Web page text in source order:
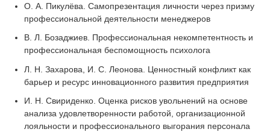
О. А. Пикулёва. Самопрезентация личности через призму
профессиональной деятельности менеджеров
В. Л. Бозаджиев. Профессиональная некомпетентность и
профессиональная беспомощность психолога
Л. Н. Захарова, И. С. Леонова. Ценностный конфликт как
барьер и ресурс инновационного развития предприятия
И. Н. Свириденко. Оценка рисков увольнений на основе
анализа удовлетворенности работой, организационной
лояльности и профессионального выгорания персонала